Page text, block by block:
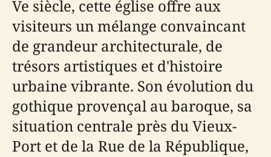
Ve siècle, cette église offre aux
visiteurs un mélange convaincant
de grandeur architecturale, de
trésors artistiques et d'histoire
urbaine vibrante. Son évolution du
gothique provençal au baroque, sa
situation centrale près du Vieux-
Port et de la Rue de la République,